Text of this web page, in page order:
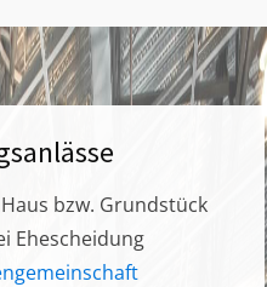
bzw. Grundstück
Ehescheidung